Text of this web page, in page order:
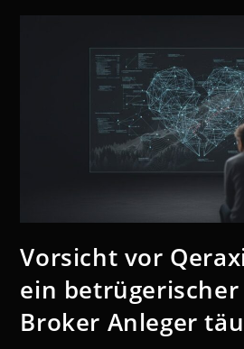
Vorsicht vor
ein
Broker Anleger